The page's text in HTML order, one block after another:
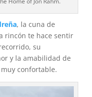
, la cuna de
rincón te hace sentir
su
y la amabilidad de
confortable.